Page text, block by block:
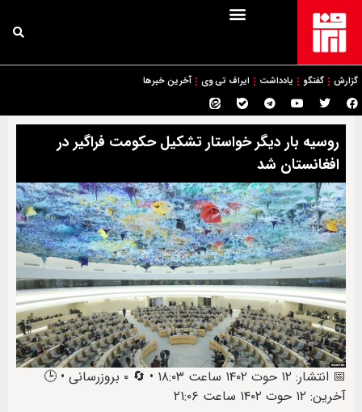
گزارش گفتگو یادداشت ایراف تی وی آخرین خبرها
روسیه بار دیگر خواستار تشکیل حکومت فراگیر در
افغانستان شد
📅 انتشار: ۱۲ حوت ۱۴۰۲ ساعت ۱۸:۰۳ • 🔄 ۰ بروزرسانی • 🕒
آخرین: ۱۲ حوت ۱۴۰۲ ساعت ۲۱:۰۶